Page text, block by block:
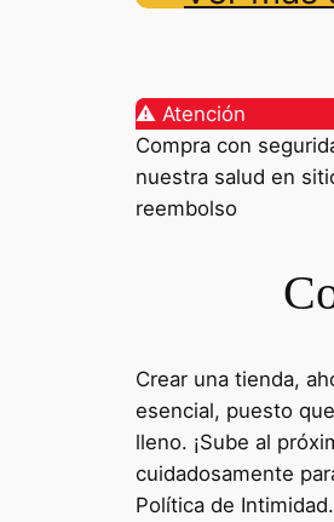
⚠️ Atención
Compra con
nuestra salud en
reembolso
Crear una tienda,
esencial, puesto
lleno. ¡Sube al
cuidadosamente
Política de